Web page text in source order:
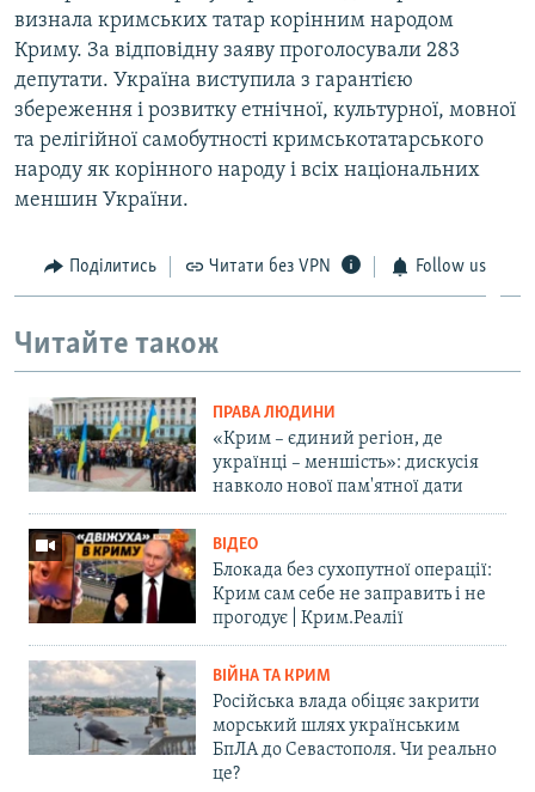
визнала кримських татар корінним народом
Криму. За відповідну заяву проголосували 283
депутати. Україна виступила з гарантією
збереження і розвитку етнічної, культурної, мовної
та релігійної самобутності кримськотатарського
народу як корінного народу і всіх національних
меншин України.
Поділитись Читати без VPN Follow us
Читайте також
ПРАВА ЛЮДИНИ
«Крим – єдиний регіон, де
українці – меншість»: дискусія
навколо нової пам'ятної дати
ВІДЕО
Блокада без сухопутної операції:
Крим сам себе не заправить і не
прогодує | Крим.Реалії
ВІЙНА ТА КРИМ
Російська влада обіцяє закрити
морський шлях українським
БпЛА до Севастополя. Чи реально
це?